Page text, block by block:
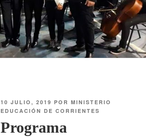
10 JULIO, 2019 PORMINISTERIO
EDUCACIÓN DE CORRIENTES
Programa